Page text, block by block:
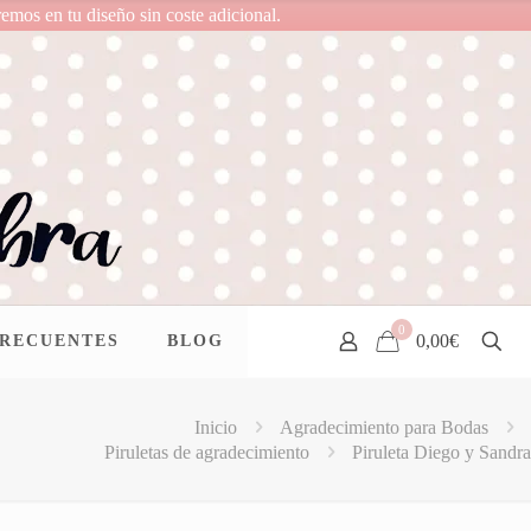
en tu diseño sin coste adicional.
BLOG
0
0,00€
Inicio
Agradecimiento para Bodas
Piruletas de agradecimiento
Piruleta Diego y Sandra